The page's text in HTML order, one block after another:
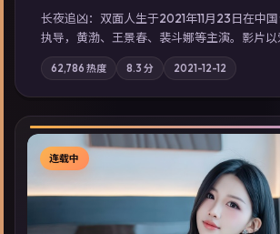
长夜追凶：双面人生于2021年11月23日在中
执导，黄渤、王景春、裴斗娜等主演。影片以
科技与人性的边界在实验事故后逐渐模糊；摄
气质；站内亦可通过「国产免费观看高清电视
索同类型高分佳作，畅享高清在线追剧体验。
62,786 热度 8.3 分 2021-12-12
连载中